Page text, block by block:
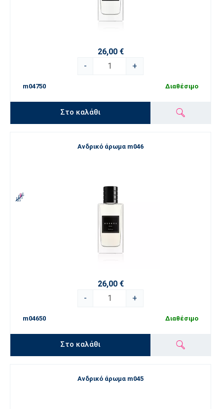
26,00 €
-
+
m04750 Διαθέσιμο
Στο καλάθι
Ανδρικό άρωμα m046
26,00 €
-
+
m04650 Διαθέσιμο
Στο καλάθι
Ανδρικό άρωμα m045